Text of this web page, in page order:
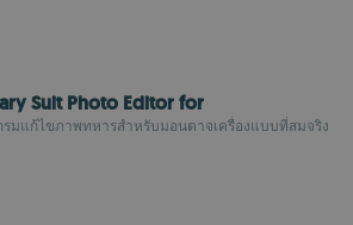
Suit Photo Editor for
รมแก้ไขภาพทหารสำหรับมอนตาจเครื่องแบบที่สมจริง